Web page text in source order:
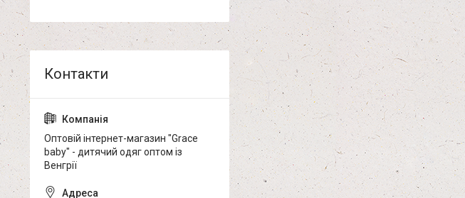
Оптовій інтернет-магазин "Grace
baby" - дитячий одяг оптом із
Венгрії